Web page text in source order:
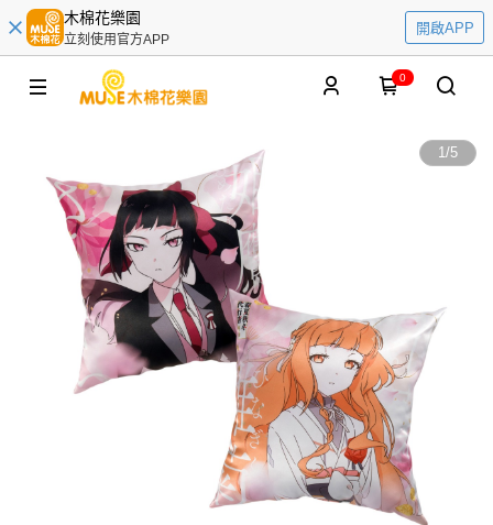
木棉花樂園
立刻使用官方APP
開啟APP
0
1/5